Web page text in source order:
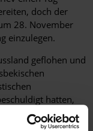
doch der
28. November
einzulegen.
geflohen und
hatten,
zufolge wurde